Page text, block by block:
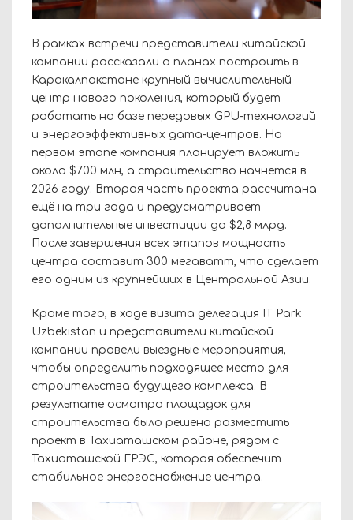
В рамках встречи представители китайской
компании рассказали о планах построить в
Каракалпакстане крупный вычислительный
центр нового поколения, который будет
работать на базе передовых GPU-технологий
и энергоэффективных дата-центров. На
первом этапе компания планирует вложить
около $700 млн, а строительство начнётся в
2026 году. Вторая часть проекта рассчитана
ещё на три года и предусматривает
дополнительные инвестиции до $2,8 млрд.
После завершения всех этапов мощность
центра составит 300 мегаватт, что сделает
его одним из крупнейших в Центральной Азии.
Кроме того, в ходе визита делегация IT Park
Uzbekistan и представители китайской
компании провели выездные мероприятия,
чтобы определить подходящее место для
строительства будущего комплекса. В
результате осмотра площадок для
строительства было решено разместить
проект в Тахиаташском районе, рядом с
Тахиаташской ГРЭС, которая обеспечит
стабильное энергоснабжение центра.